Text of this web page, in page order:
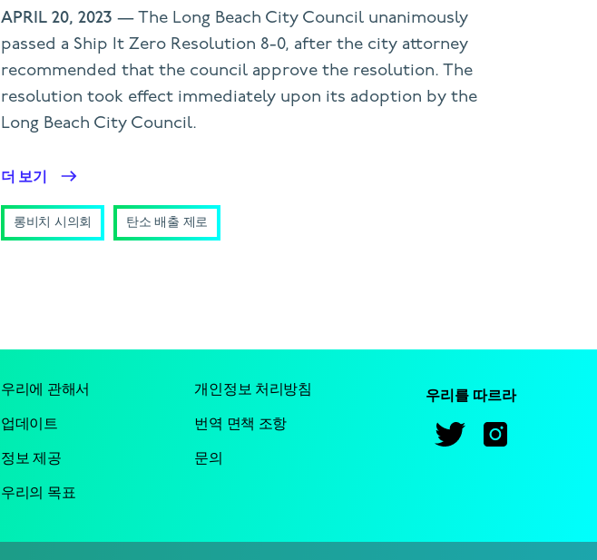
APRIL 20, 2023 — The Long Beach City Council unanimously
passed a Ship It Zero Resolution 8-0, after the city attorney
recommended that the council approve the resolution. The
resolution took effect immediately upon its adoption by the
Long Beach City Council.
더 보기
롱비치 시의회 탄소 배출 제로
우리에 관해서
업데이트
정보 제공
우리의 목표
개인정보 처리방침
번역 면책 조항
문의
우리를 따르라